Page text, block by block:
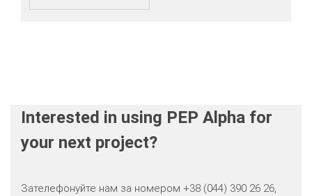
Interested in using PEP Alpha for
your next project?
Зателефонуйте нам за номером +38 (044) 390 26 26,